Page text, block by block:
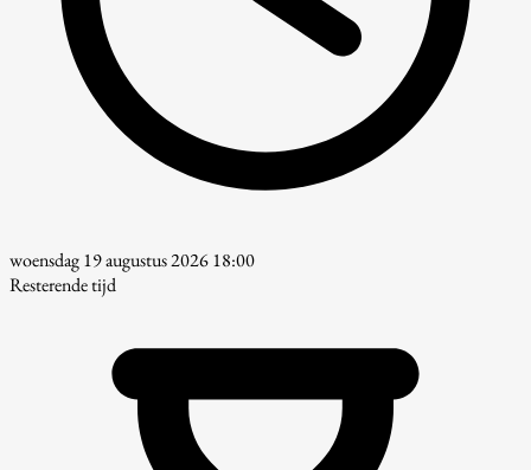
woensdag 19 augustus 2026 18:00
Resterende tijd